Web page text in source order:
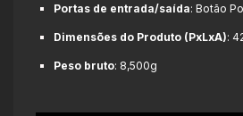
Portas de entrada/saída: Botão
Dimensões do Produto (PxLxA):
Peso bruto: 8,500g